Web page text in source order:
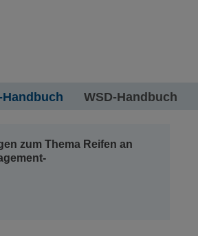
WSD-Handbuch
zum Thema Reifen an